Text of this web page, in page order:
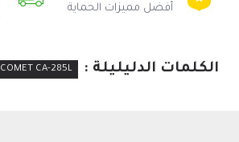
أفضل مميزات الحماية
الكلمات الدليليلة : COMET CA-285L، هوائي VHF متنقل، هوائي VHF عالي الكسب، 138-174 ميجاهرتز، هوائي مثبت على حامل NMO، هوائي راديو للهواة، اتصالات الطوارئ، هوائي VHF تجاري